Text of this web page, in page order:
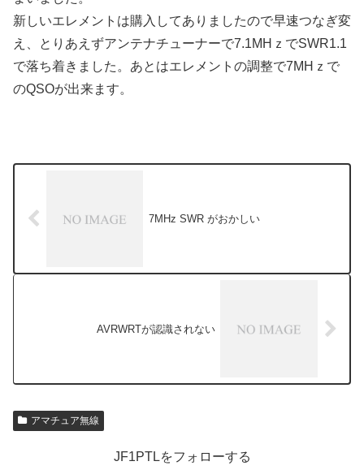
新しいエレメントは購入してありましたので早速つなぎ変
え、とりあえずアンテナチューナーで7.1MHｚでSWR1.1
で落ち着きました。あとはエレメントの調整で7MHｚで
のQSOが出来ます。
7MHz SWR がおかしい
AVRWRTが認識されない
アマチュア無線
JF1PTLをフォローする